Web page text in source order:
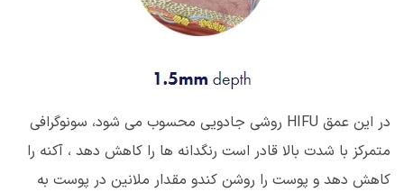
در این عمق HIFU روشی جادویی محسوب می شود، سونوگرافی
متمرکز با شدت بالا قادر است رنگدانه ها را کاهش دهد ، آکنه را
کاهش دهد و پوست را روشن کندو مقدار ملانین در پوست به